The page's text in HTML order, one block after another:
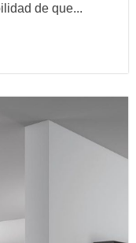
de que...